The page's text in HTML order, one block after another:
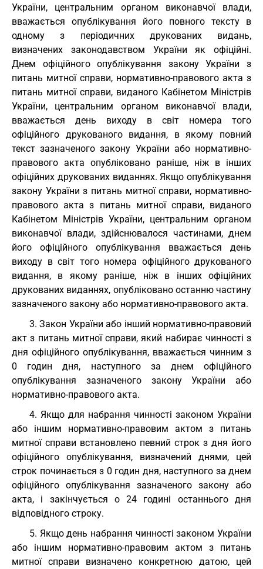
України, центральним органом виконавчої влади,
вважається опублікування його повного тексту в
одному з періодичних друкованих видань,
визначених законодавством України як офіційні.
Днем офіційного опублікування закону України з
питань митної справи, нормативно-правового акта з
питань митної справи, виданого Кабінетом Міністрів
України, центральним органом виконавчої влади,
вважається день виходу в світ номера того
офіційного друкованого видання, в якому повний
текст зазначеного закону України або нормативно-
правового акта опубліковано раніше, ніж в інших
офіційних друкованих виданнях. Якщо опублікування
закону України з питань митної справи, нормативно-
правового акта з питань митної справи, виданого
Кабінетом Міністрів України, центральним органом
виконавчої влади, здійснювалося частинами, днем
його офіційного опублікування вважається день
виходу в світ того номера офіційного друкованого
видання, в якому раніше, ніж в інших офіційних
друкованих виданнях, опубліковано останню частину
зазначеного закону або нормативно-правового акта.
3. Закон України або інший нормативно-правовий
акт з питань митної справи, який набирає чинності з
дня офіційного опублікування, вважається чинним з
0 годин дня, наступного за днем офіційного
опублікування зазначеного закону України або
нормативно-правового акта.
4. Якщо для набрання чинності законом України
або іншим нормативно-правовим актом з питань
митної справи встановлено певний строк з дня його
офіційного опублікування, визначений днями, цей
строк починається з 0 годин дня, наступного за днем
офіційного опублікування зазначеного закону або
акта, і закінчується о 24 годині останнього дня
відповідного строку.
5. Якщо день набрання чинності законом України
або іншим нормативно-правовим актом з питань
митної справи визначено конкретною датою, цей